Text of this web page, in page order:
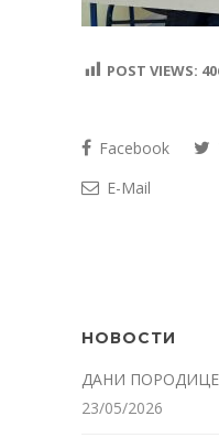
POST VIEWS:
Facebook
E-Mail
НОВОСТИ
ДАНИ
23/05/2026